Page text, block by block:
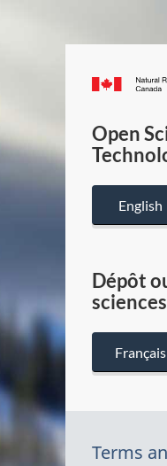
Open
English
Dépôt
Français
Terms